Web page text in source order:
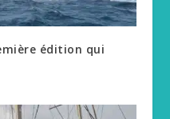
édition qui